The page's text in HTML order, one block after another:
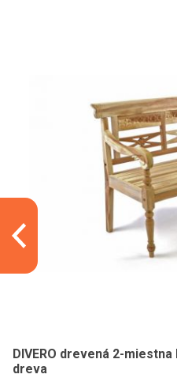
DIVERO drevená 2-
dreva